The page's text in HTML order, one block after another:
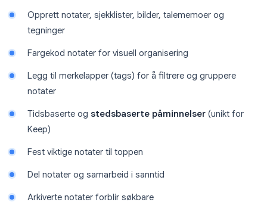
Opprett notater, sjekklister, bilder, talememoer og
tegninger
Fargekod notater for visuell organisering
Legg til merkelapper (tags) for å filtrere og gruppere
notater
Tidsbaserte og stedsbaserte påminnelser (unikt for
Keep)
Fest viktige notater til toppen
Del notater og samarbeid i sanntid
Arkiverte notater forblir søkbare